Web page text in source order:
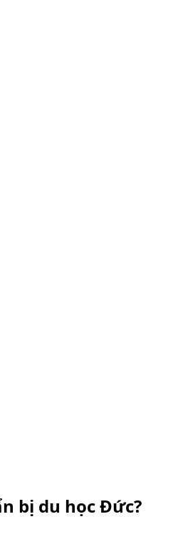
bị du học Đức?